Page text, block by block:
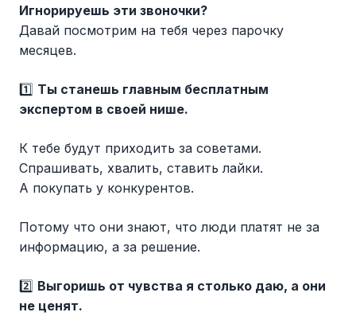
Игнорируешь эти звоночки?
Давай посмотрим на тебя через парочку
месяцев.
1️⃣ Ты станешь главным бесплатным
экспертом в своей нише.
К тебе будут приходить за советами.
Спрашивать, хвалить, ставить лайки.
А покупать у конкурентов.
Потому что они знают, что люди платят не за
информацию, а за решение.
2️⃣ Выгоришь от чувства я столько даю, а они
не ценят.